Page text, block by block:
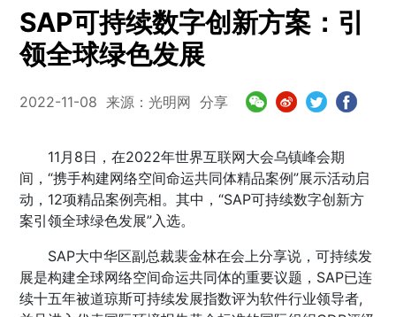
SAP可持续数字创新方案：引
领全球绿色发展
2022-11-08 来源：光明网 分享
11月8日，在2022年世界互联网大会乌镇峰会期
间，“携手构建网络空间命运共同体精品案例”展示活动启
动，12项精品案例亮相。其中，“SAP可持续数字创新方
案引领全球绿色发展”入选。
SAP大中华区副总裁裴金林在会上分享说，可持续发
展是构建全球网络空间命运共同体的重要议题，SAP已连
续十五年被道琼斯可持续发展指数评为软件行业领导者,